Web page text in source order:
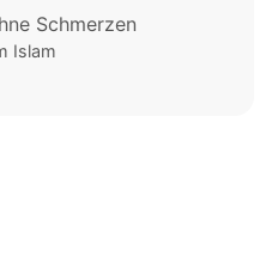
Schmerzen
Islam